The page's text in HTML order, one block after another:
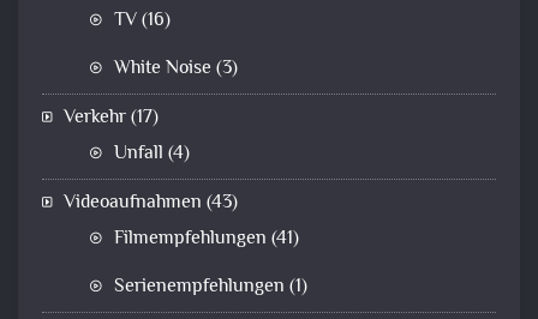
TV(16)
White Noise (3)
Verkehr(17)
Unfall (4)
Videoaufnahmen (43)
Filmempfehlungen (41)
Serienempfehlungen (1)